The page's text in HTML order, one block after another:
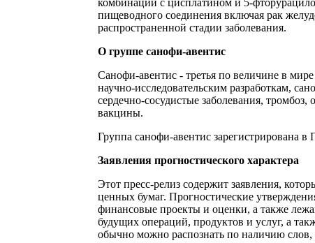
комбинации с цисплатином и 5-
пищеводного соединения включая рак
распространенной стадии заболевания.
О группе санофи-авентис
Санофи-авентис - третья по величине в
научно-исследовательским разработкам,
сердечно-сосудистые заболевания,
вакцины.
Группа санофи-авентис
Заявления прогностического характера
Этот пресс-релиз содержит заявления,
ценных бумаг. Прогностические
финансовые проекты и оценки, а также
будущих операций, продуктов и услуг, а
обычно можно распознать по наличию